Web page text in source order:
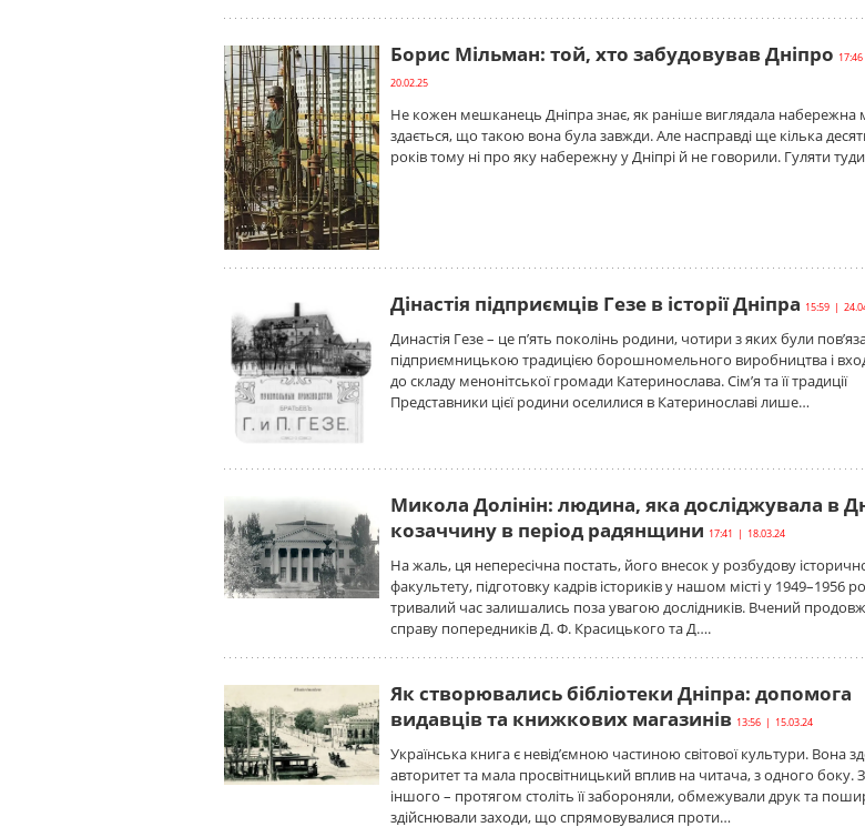
Борис Мільман: той, хто забудовував Дніпро
20.02.25
Не кожен мешканець Дніпра знає, як раніше виглядала набережна
здається, що такою вона була завжди. Але насправді ще кілька
років тому ні про яку набережну у Дніпрі й не говорили. Гуляти
Дінастія підприємців Гезе в історії Дніпра 15:59 |
Династія Гезе – це п’ять поколінь родини, чотири з яких були
підприємницькою традицією борошномельного виробництва і
до складу менонітської громади Катеринослава. Сім’я та її традиції
Представники цієї родини оселилися в Катеринославі лише…
Микола Долінін: людина, яка досліджувала в
козаччину в період радянщини 17:41 | 18.03.24
На жаль, ця непересічна постать, його внесок у розбудову
факультету, підготовку кадрів істориків у нашом місті у 1949–1956
тривалий час залишались поза увагою дослідників. Вчений
справу попередників Д. Ф. Красицького та Д….
Як створювались бібліотеки Дніпра: допомога
видавців та книжкових магазинів 13:56 | 15.03.24
Українська книга є невід’ємною частиною світової культури. Вона
авторитет та мала просвітницький вплив на читача, з одного боку. З
іншого – протягом століть її забороняли, обмежували друк та
здійснювали заходи, що спрямовувалися проти…